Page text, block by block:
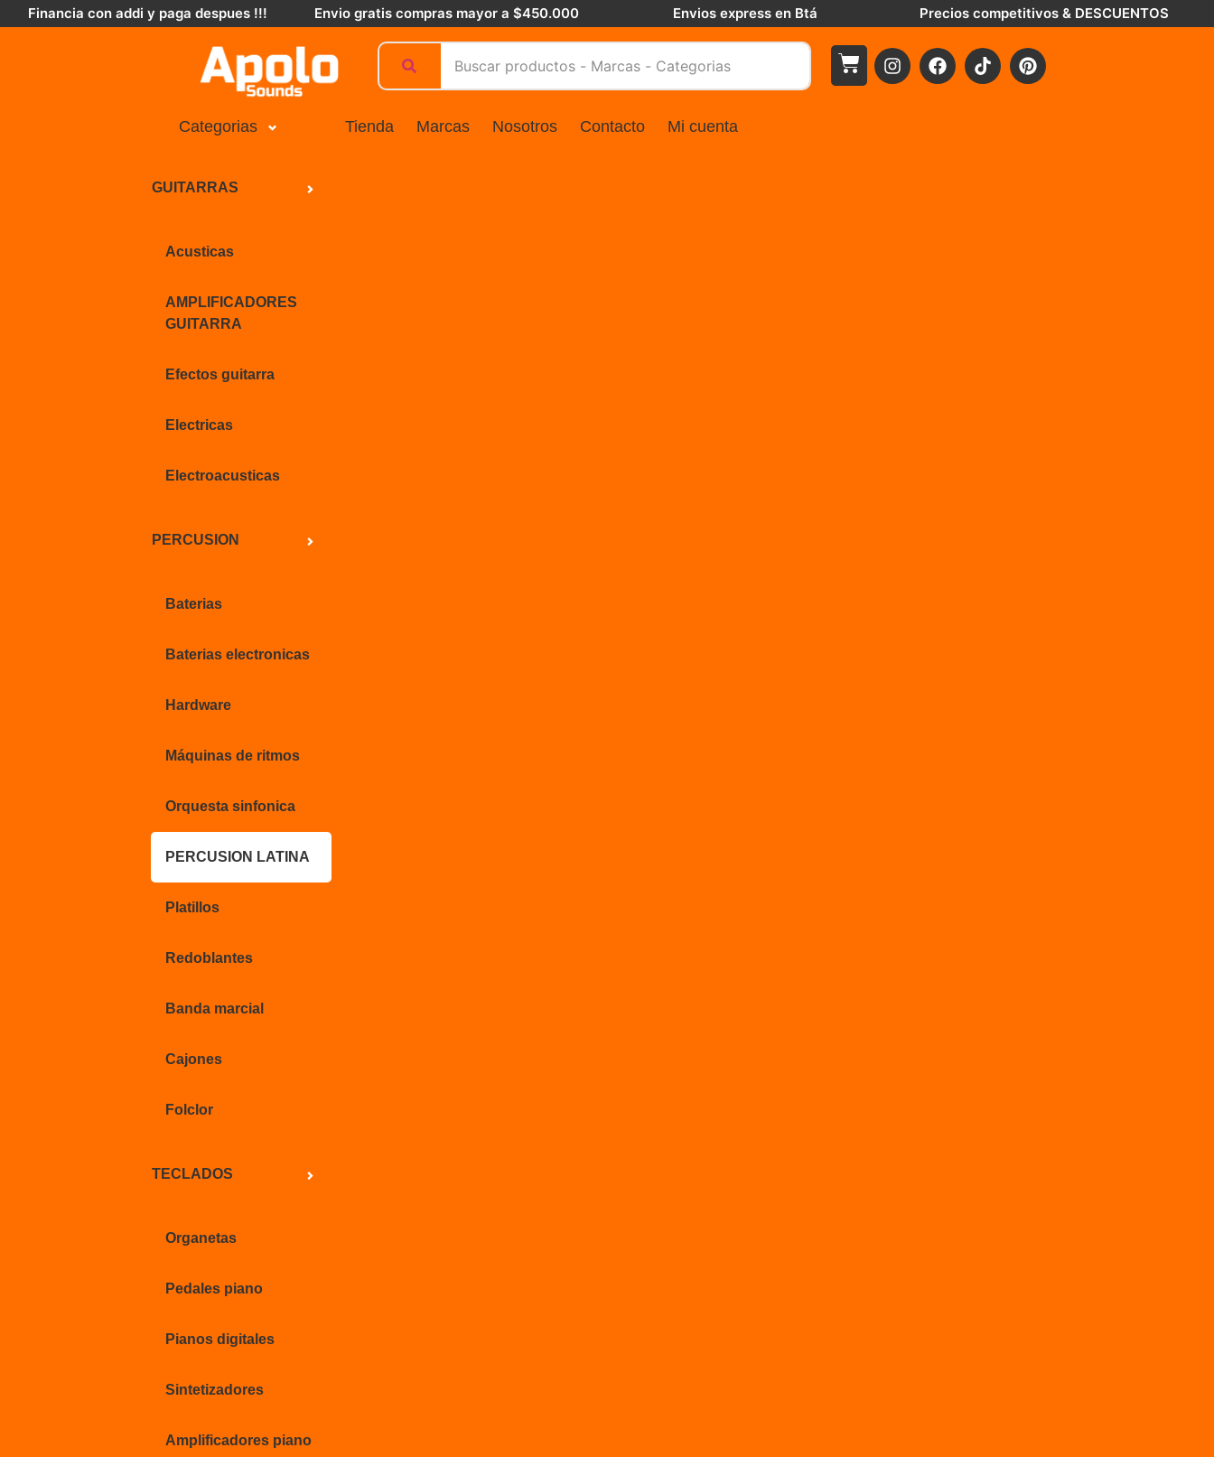
Financia con addi y paga despues !!! Envio gratis compras mayor a $450.000 Envios express en Btá Precios competitivos & DESCUENTOS
Categorias
GUITARRAS
Acusticas
AMPLIFICADORES
GUITARRA
Efectos guitarra
Electricas
Electroacusticas
PERCUSION
Baterias
Baterias electronicas
Hardware
Máquinas de ritmos
Orquesta sinfonica
PERCUSION LATINA
Platillos
Redoblantes
Banda marcial
Cajones
Folclor
TECLADOS
Organetas
Pedales piano
Pianos digitales
Sintetizadores
Amplificadores piano
Tienda Marcas Nosotros Contacto Mi cuenta